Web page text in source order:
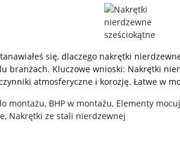
się, dlaczego nakrętki
branżach. Kluczowe wnioski: Nakrętki
atmosferyczne i korozję. Łatwe w
montażu, BHP w montażu, Elementy
, Nakrętki ze stali nierdzewnej